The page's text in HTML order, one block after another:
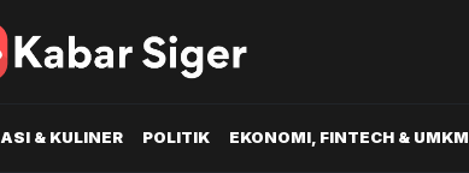
& KULINER POLITIK EKONOMI, FINTECH & UMKM